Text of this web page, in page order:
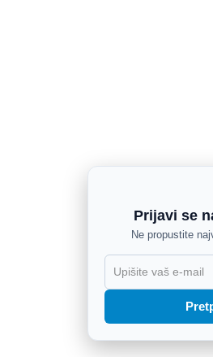
Prijavi se
Ne propustite